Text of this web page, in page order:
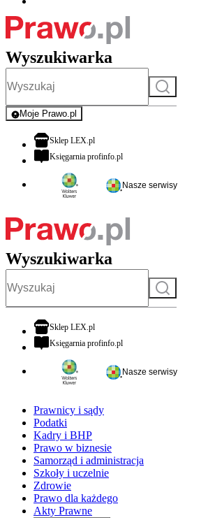
Wyszukiwarka
Szukaj
Moje Prawo.pl
- rejestracja i logowanie do serwisu
Sklep LEX.plotwiera się w nowej karcie
Księgarnia profinfo.plotwiera się w nowej karcie
Nasze serwisy
Wyszukiwarka
Szukaj
Sklep LEX.plotwiera się w nowej karcie
Księgarnia profinfo.plotwiera się w nowej karcie
Nasze serwisy
Prawnicy i sądy
Podatki
Kadry i BHP
Prawo w biznesie
Samorząd i administracja
Szkoły i uczelnie
Zdrowie
Prawo dla każdego
Akty Prawne